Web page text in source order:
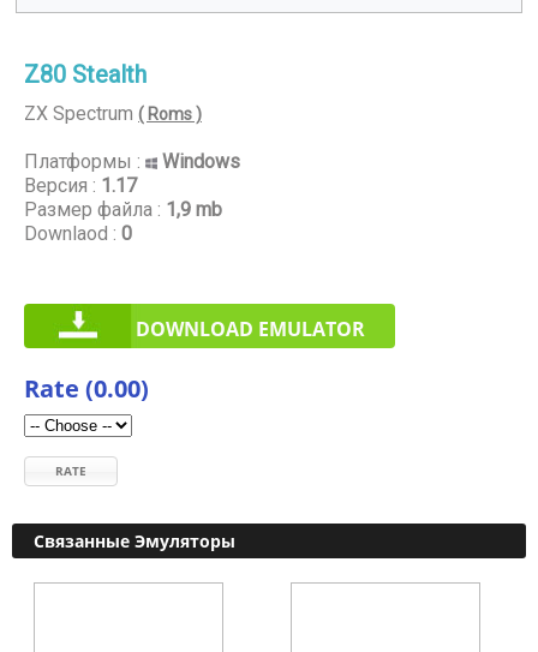
Z80 Stealth
ZX Spectrum ( Roms )
Платформы :
Windows
Версия : 1.17
Размер файла : 1,9 mb
Downlaod : 0
DOWNLOAD EMULATOR
Rate (0.00)
RATE
Связанные Эмуляторы